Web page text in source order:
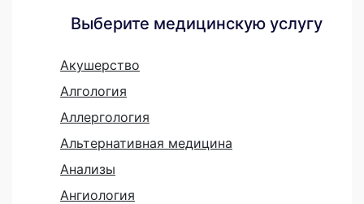
Выберите медицинскую услугу
Акушерство
Алгология
Аллергология
Альтернативная медицина
Анализы
Ангиология